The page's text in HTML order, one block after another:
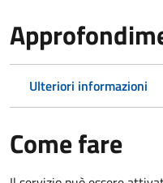
Ulteriori informazioni
Come fare